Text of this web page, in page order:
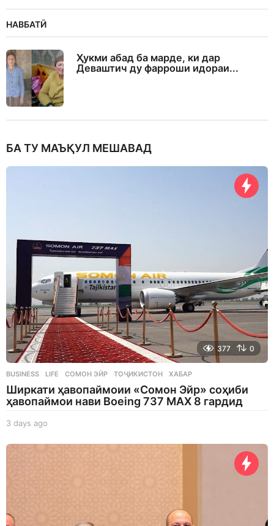
НАВБАТӢ
Ҳукми абад ба марде, ки дар
Деваштич ду фарроши идораи...
БА ТУ МАЪҚУЛ МЕШАВАД
377 0
BUSINESS ,LIFE СОМОН ЭЙР ,ТОҶИКИСТОН ,ХАБАР
Ширкати ҳавопаймоии «Сомон Эйр» соҳиби
ҳавопаймои нави Boeing 737 MAX 8 гардид
3 days ago
a